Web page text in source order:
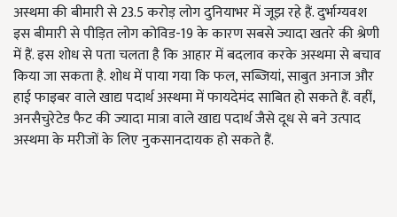
अस्थमा की बीमारी से 23.5 करोड़ लोग दुनियाभर में जूझ रहे हैं. दुर्भाग्यवश
इस बीमारी से पीड़ित लोग कोविड-19 के कारण सबसे ज्यादा खतरे की श्रेणी
में हैं. इस शोध से पता चलता है कि आहार में बदलाव करके अस्थमा से बचाव
किया जा सकता है. शोध में पाया गया कि फल, सब्जियां, साबुत अनाज और
हाई फाइबर वाले खाद्य पदार्थ अस्थमा में फायदेमंद साबित हो सकते हैं. वहीं,
अनसैचुरेटेड फैट की ज्यादा मात्रा वाले खाद्य पदार्थ जैसे दूध से बने उत्पाद
अस्थमा के मरीजों के लिए नुकसानदायक हो सकते हैं.